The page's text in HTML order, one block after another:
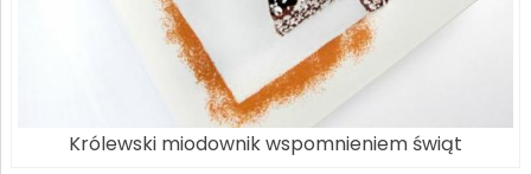
Królewski miodownik wspomnieniem świąt